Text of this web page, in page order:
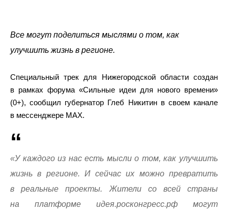
Все могут поделиться мыслями о том, как
улучшить жизнь в регионе.
Специальный трек для Нижегородской области создан
в рамках форума «Сильные идеи для нового времени»
(0+), сообщил губернатор Глеб Никитин в своем канале
в мессенджере МАХ.
«У каждого из нас есть мысли о том, как улучшить
жизнь в регионе. И сейчас их можно превратить
в реальные проекты. Жители со всей страны
на платформе идея.росконгресс.рф могут